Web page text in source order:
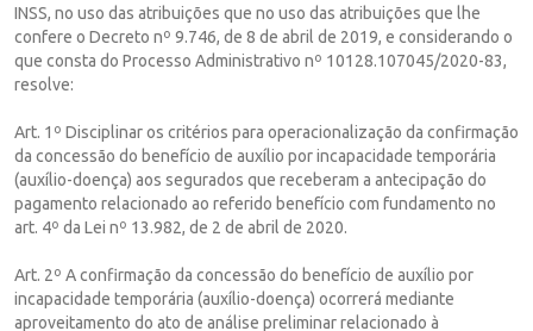
INSS, no uso das atribuições que no uso das atribuições que lhe
confere o Decreto nº 9.746, de 8 de abril de 2019, e considerando o
que consta do Processo Administrativo nº 10128.107045/2020-83,
resolve:
Art. 1º Disciplinar os critérios para operacionalização da confirmação
da concessão do benefício de auxílio por incapacidade temporária
(auxílio-doença) aos segurados que receberam a antecipação do
pagamento relacionado ao referido benefício com fundamento no
art. 4º da Lei nº 13.982, de 2 de abril de 2020.
Art. 2º A confirmação da concessão do benefício de auxílio por
incapacidade temporária (auxílio-doença) ocorrerá mediante
aproveitamento do ato de análise preliminar relacionado à